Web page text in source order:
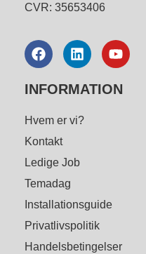
CVR: 35653406
INFORMATION
Hvem er vi?
Kontakt
Ledige Job
Temadag
Installationsguide
Privatlivspolitik
Handelsbetingelser